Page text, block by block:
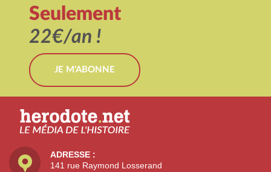
Seulement
22€/an !
JE M'ABONNE
ADRESSE :
141 rue Raymond Losserand